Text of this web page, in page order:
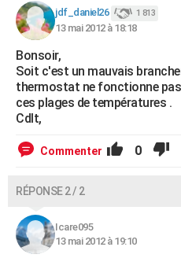
COPAINS D'AVANT
S'inscrire
Se connecter
Lycées
Collèges
Primaires
Universités
Entreprises
Service militaire
Avis de recherche
AVIS DE DÉCÈS
FORUM
Bricolage
Lifestyle
Culture
Sport
Auto
Television
Voyage
Cinema
jdf_daniel26 1 813
13 mai 2012 à 18:18
Bonsoir,
Soit c'est un mauvais
thermostat ne fonctionne
ces plages de températures .
Cdlt,
Commenter 0
RÉPONSE 2 / 2
Icare095
13 mai 2012 à 19:10